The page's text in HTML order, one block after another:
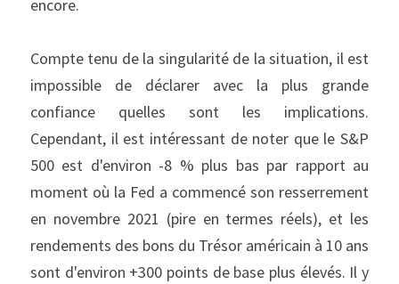
encore.
Compte tenu de la singularité de la situation, il est
impossible de déclarer avec la plus grande
confiance quelles sont les implications.
Cependant, il est intéressant de noter que le S&P
500 est d'environ -8 % plus bas par rapport au
moment où la Fed a commencé son resserrement
en novembre 2021 (pire en termes réels), et les
rendements des bons du Trésor américain à 10 ans
sont d'environ +300 points de base plus élevés. Il y